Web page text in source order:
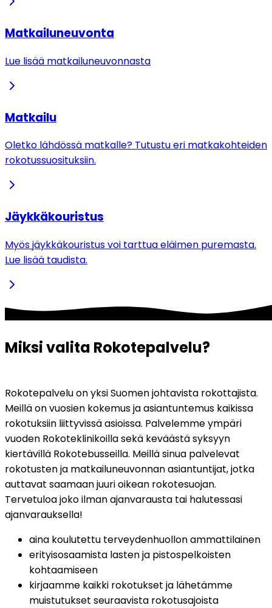
Matkailuneuvonta
Lue lisää matkailuneuvonnasta
Matkailu
Oletko lähdössä matkalle? Tutustu eri matkakohteiden
rokotussuosituksiin.
Jäykkäkouristus
Myös jäykkäkouristus voi tarttua eläimen puremasta.
Lue lisää taudista.
Miksi valita Rokotepalvelu?
Rokotepalvelu on yksi Suomen johtavista rokottajista.
Meillä on vuosien kokemus ja asiantuntemus kaikissa
rokotuksiin liittyvissä asioissa. Palvelemme ympäri
vuoden Rokoteklinikoilla sekä keväästä syksyyn
kiertävillä Rokotebusseilla. Meillä sinua palvelevat
rokotusten ja matkailuneuvonnan asiantuntijat, jotka
auttavat saamaan juuri oikean rokotesuojan.
Tervetuloa joko ilman ajanvarausta tai halutessasi
ajanvarauksella!
aina koulutettu terveydenhuollon ammattilainen
erityisosaamista lasten ja pistospelkoisten
kohtaamiseen
kirjaamme kaikki rokotukset ja lähetämme
muistutukset seuraavista rokotusajoista